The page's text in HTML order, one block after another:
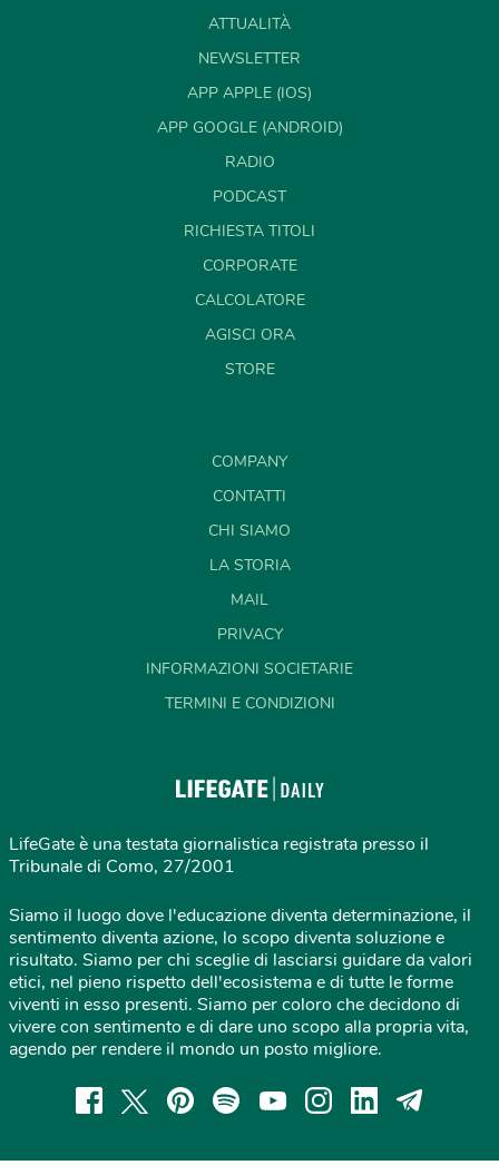
ATTUALITÀ
NEWSLETTER
APP APPLE (IOS)
APP GOOGLE (ANDROID)
RADIO
PODCAST
RICHIESTA TITOLI
CORPORATE
CALCOLATORE
AGISCI ORA
STORE
COMPANY
CONTATTI
CHI SIAMO
LA STORIA
MAIL
PRIVACY
INFORMAZIONI SOCIETARIE
TERMINI E CONDIZIONI
LifeGate è una testata giornalistica registrata presso il
Tribunale di Como, 27/2001
Siamo il luogo dove l'educazione diventa determinazione, il
sentimento diventa azione, lo scopo diventa soluzione e
risultato. Siamo per chi sceglie di lasciarsi guidare da valori
etici, nel pieno rispetto dell'ecosistema e di tutte le forme
viventi in esso presenti. Siamo per coloro che decidono di
vivere con sentimento e di dare uno scopo alla propria vita,
agendo per rendere il mondo un posto migliore.